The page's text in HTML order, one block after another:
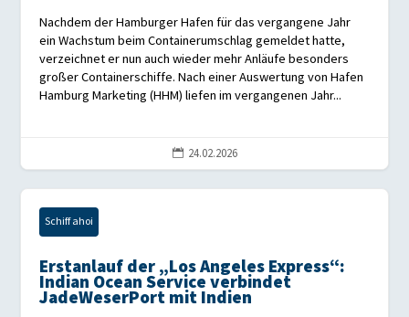
Nachdem der Hamburger Hafen für das vergangene Jahr
ein Wachstum beim Containerumschlag gemeldet hatte,
verzeichnet er nun auch wieder mehr Anläufe besonders
großer Containerschiffe. Nach einer Auswertung von Hafen
Hamburg Marketing (HHM) liefen im vergangenen Jahr...
 24.02.2026
Schiff ahoi
Erstanlauf der „Los Angeles Express“:
Indian Ocean Service verbindet
JadeWeserPort mit Indien